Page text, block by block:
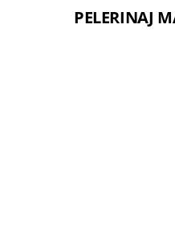
PELERINAJ